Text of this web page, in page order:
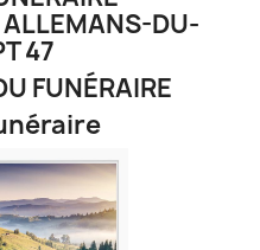
DU-
47
FUNÉRAIRE